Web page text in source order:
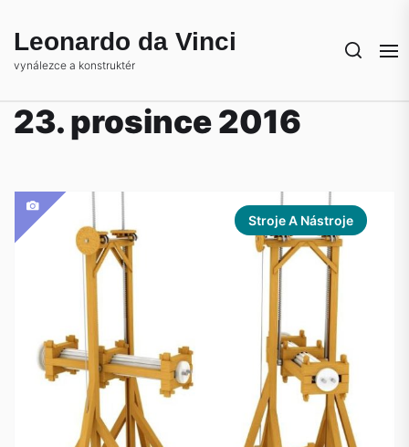
theLeonardo da Vinci
vynálezce a konstruktér
23. prosince 2016
Stroje A Nástroje